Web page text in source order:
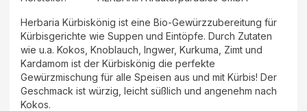
Herbaria Kürbiskönig ist eine Bio-Gewürzzubereitung für
Kürbisgerichte wie Suppen und Eintöpfe. Durch Zutaten
wie u.a. Kokos, Knoblauch, Ingwer, Kurkuma, Zimt und
Kardamom ist der Kürbiskönig die perfekte
Gewürzmischung für alle Speisen aus und mit Kürbis! Der
Geschmack ist würzig, leicht süßlich und angenehm nach
Kokos.